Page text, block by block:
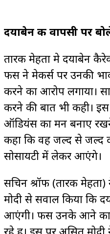
दयाबेन की वापसी पर
तारक मेहता मे दयाबेन
फैंस ने मेकर्स पर उनकी
करने का आरोप लगाया।
करने की बात भी कही।
ऑडियंस का मन बनाए
कहा कि वह जल्द से जल्द
सोसायटी में लेकर आएंगे।
सचिन श्रॉफ (तारक
मोदी से सवाल किया कि
आएंगी। फैंस उनके आने
रहे हैं। इस पर असित मोदी